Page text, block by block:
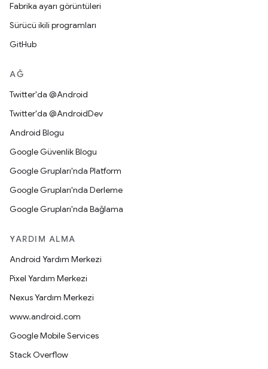
Fabrika ayarı görüntüleri
Sürücü ikili programları
GitHub
AĞ
Twitter'da @Android
Twitter'da @AndroidDev
Android Blogu
Google Güvenlik Blogu
Google Grupları'nda Platform
Google Grupları'nda Derleme
Google Grupları'nda Bağlama
YARDIM ALMA
Android Yardım Merkezi
Pixel Yardım Merkezi
Nexus Yardım Merkezi
www.android.com
Google Mobile Services
Stack Overflow